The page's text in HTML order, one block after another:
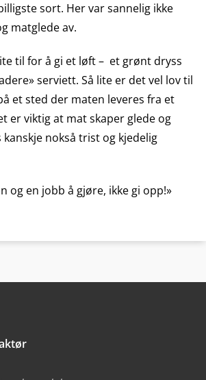
sort. Her var sannelig ikke
matglede av.
til for å gi et løft – et grønt dryss
serviett. Så lite er det vel lov til
et sted der maten leveres fra et
er viktig at mat skaper glede og
nokså trist og kjedelig
og en jobb å gjøre, ikke gi opp!»